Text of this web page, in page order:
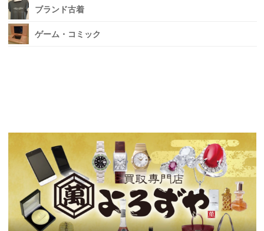
ブランド古着
ゲーム・コミック